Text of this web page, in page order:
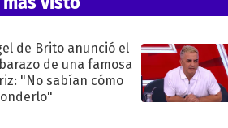
de Brito anunció el
de una famosa
"No sabían cómo